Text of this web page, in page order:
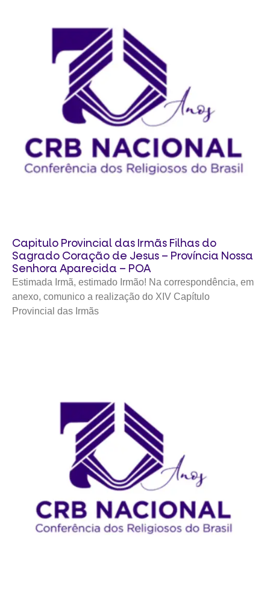
Capitulo Provincial das Irmãs Filhas do
Sagrado Coração de Jesus – Província Nossa
Senhora Aparecida – POA
Estimada Irmã, estimado Irmão! Na correspondência, em
anexo, comunico a realização do XIV Capítulo
Provincial das Irmãs